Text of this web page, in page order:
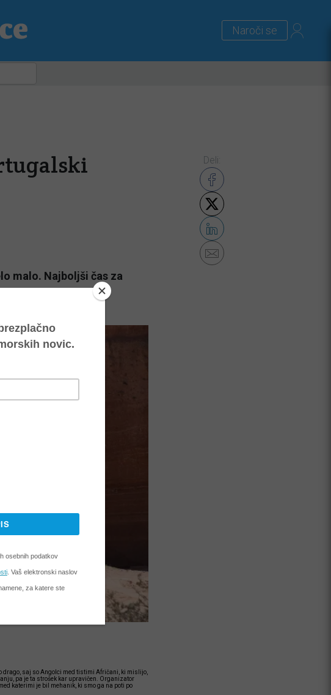
Naroči se
malo. Najboljši čas za
drago, saj so Angolci med tistimi Afričani, ki mislijo,
pa je ta strošek kar upravičen. Organizator
katerimi je bil mehanik, ki smo ga na poti po
Deli: